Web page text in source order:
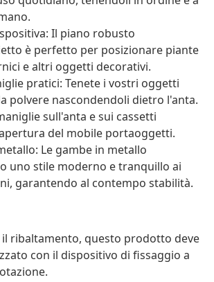
Il piano robusto
è perfetto per posizionare piante
e altri oggetti decorativi.
pratici: Tenete i vostri oggetti
polvere nascondendoli dietro l'anta.
sull'anta e sui cassetti
del mobile portaoggetti.
Le gambe in metallo
uno stile moderno e tranquillo ai
garantendo al contempo stabilità.
il ribaltamento, questo prodotto deve
con il dispositivo di fissaggio a